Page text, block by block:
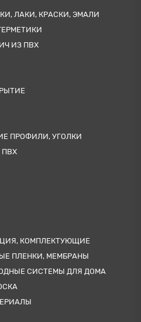
ЛАКИ, КРАСКИ, ЭМАЛИ
ИЗ ПВХ
ПРОФИЛИ, УГОЛКИ
ПВХ
КОМПЛЕКТУЮЩИЕ
ПЛЕНКИ, МЕМБРАНЫ
СИСТЕМЫ ДЛЯ ДОМА